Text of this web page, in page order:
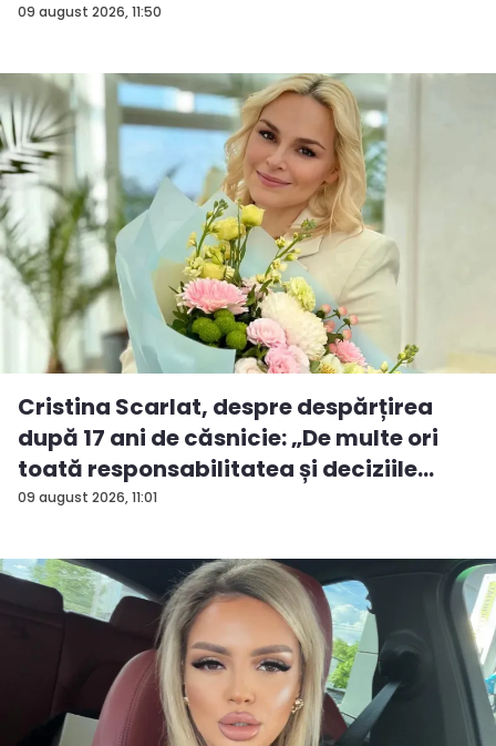
09 august 2026, 11:50
09 august 2026, 11:01
Cristina Scarlat, despre despărțirea
după 17 ani de căsnicie: „De multe ori
toată responsabilitatea și deciziile
erau...